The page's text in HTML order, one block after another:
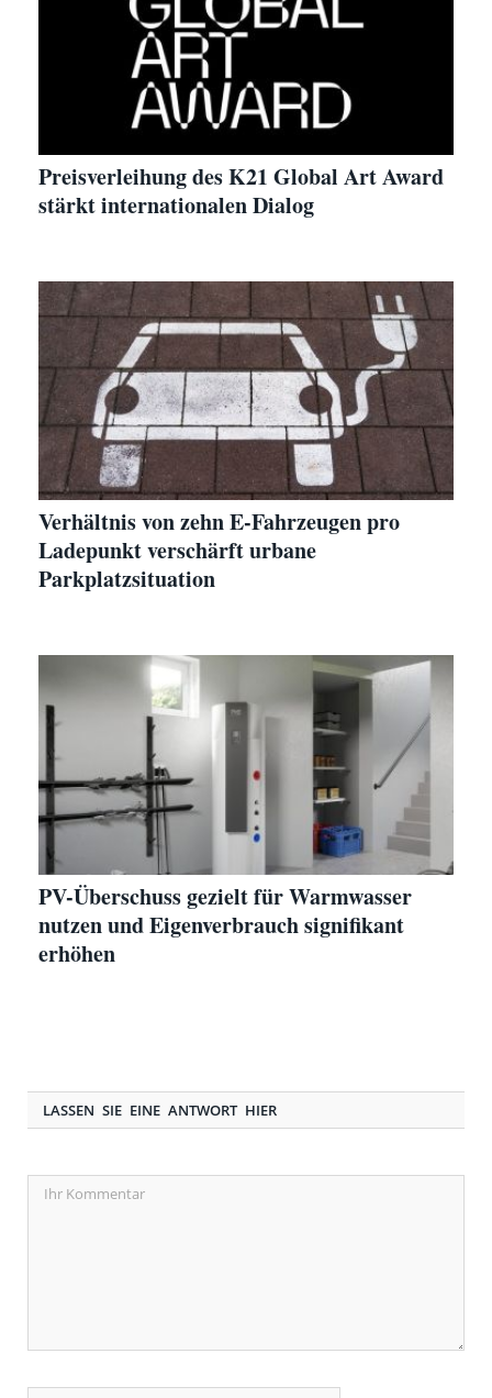
Preisverleihung des K21 Global Art Award
stärkt internationalen Dialog
Verhältnis von zehn E-Fahrzeugen pro
Ladepunkt verschärft urbane
Parkplatzsituation
PV-Überschuss gezielt für Warmwasser
nutzen und Eigenverbrauch signifikant
erhöhen
LASSEN SIE EINE ANTWORT HIER